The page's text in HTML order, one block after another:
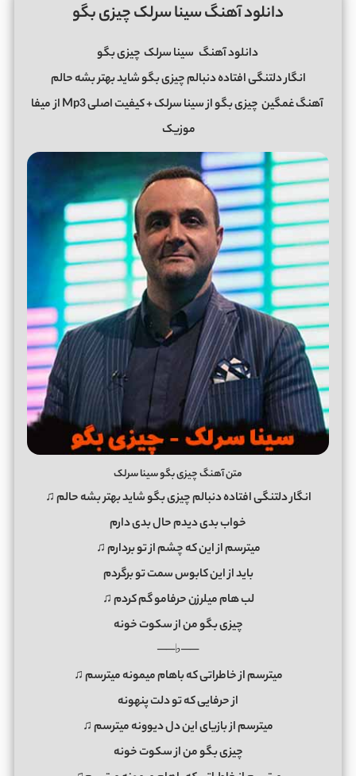
دانلود آهنگ سینا سرلک چیزی بگو
دانلود آهنگ سینا سرلک چیزی بگو
انگار دلتنگی افتاده دنبالم چیزی بگو شاید بهتر بشه حالم
آهنگ غمگین چیزی بگوازسینا سرلک+ کیفیت اصلی Mp3 از
میفا
موزیک
متن آهنگ چیزی بگو سینا سرلک
انگار دلتنگی افتاده دنبالم چیزی بگو شاید بهتر بشه حالم ♫
خواب بدی دیدم حال بدی دارم
میترسم از این که چشم از تو بردارم ♫
باید از این کابوس سمت تو برگردم
لب هام میلرزن حرفامو گم کردم ♫
چیزی بگو من از سکوت خونه
──♭──
میترسم از خاطراتی که باهام میمونه میترسم ♫
از حرفایی که تو دلت پنهونه
میترسم از بازیای این دل دیوونه میترسم ♫
چیزی بگو من از سکوت خونه